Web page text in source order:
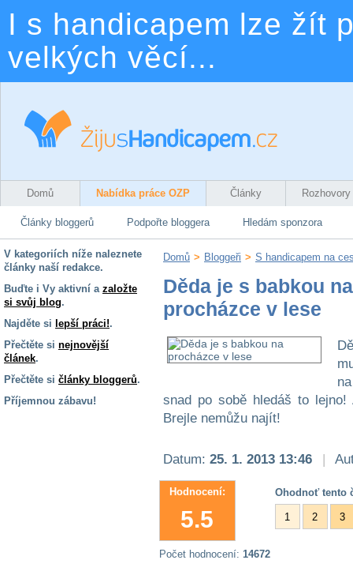
I s handicapem lze žít
velkých věcí...
Domů Nabídka práce OZP Články Rozhovory
Články bloggerů Podpořte bloggera Hledám sponzora
V kategoriích níže naleznete
články naší redakce.
Buďte i Vy aktivní a založte
si svůj blog.
Najděte si lepší práci!.
Přečtěte si nejnovější
článek.
Přečtěte si články bloggerů.
Příjemnou zábavu!
Domů > Bloggeři > S handicapem na
Děda je s babkou na
procházce v lese
snad po sobě hledáš to
Brejle nemůžu najít!
Datum: 25. 1. 2013 13:46 |
Hodnocení:
5.5
Ohodnoť tento
1 2 3
Počet hodnocení: 14672